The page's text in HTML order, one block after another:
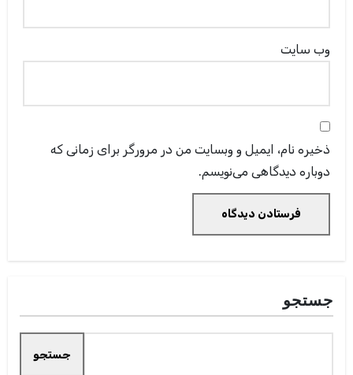
وب‌ سایت
ذخیره نام، ایمیل و وبسایت من در مرورگر برای زمانی که
دوباره دیدگاهی می‌نویسم.
جستجو
جستجو